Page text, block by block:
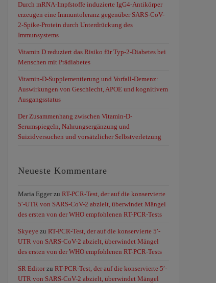
Durch mRNA-Impfstoffe induzierte IgG4-Antikörper
erzeugen eine Immuntoleranz gegenüber SARS-CoV-
2-Spike-Protein durch Unterdrückung des
Immunsystems
Vitamin D reduziert das Risiko für Typ-2-Diabetes bei
Menschen mit Prädiabetes
Vitamin-D-Supplementierung und Vorfall-Demenz:
Auswirkungen von Geschlecht, APOE und kognitivem
Ausgangsstatus
Der Zusammenhang zwischen Vitamin-D-
Serumspiegeln, Nahrungsergänzung und
Suizidversuchen und vorsätzlicher Selbstverletzung
Neueste Kommentare
Maria Egger zu RT-PCR-Test, der auf die konservierte
5′-UTR von SARS-CoV-2 abzielt, überwindet Mängel
des ersten von der WHO empfohlenen RT-PCR-Tests
Skyeye zu RT-PCR-Test, der auf die konservierte 5′-
UTR von SARS-CoV-2 abzielt, überwindet Mängel
des ersten von der WHO empfohlenen RT-PCR-Tests
SR Editorzu RT-PCR-Test, der auf die konservierte 5′-
UTR von SARS-CoV-2 abzielt, überwindet Mängel